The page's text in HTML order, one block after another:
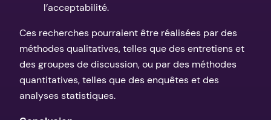
l’acceptabilité.
Ces recherches pourraient être réalisées par des
méthodes qualitatives, telles que des entretiens et
des groupes de discussion, ou par des méthodes
quantitatives, telles que des enquêtes et des
analyses statistiques.